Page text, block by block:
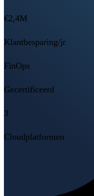
€2,4M
Klantbesparing/jr
FinOps
Gecertificeerd
3
Cloudplatformen